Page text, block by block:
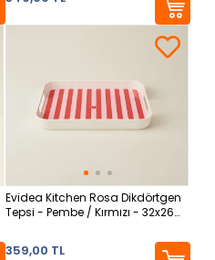
Evidea Kitchen Rosa Dikdörtgen
Tepsi - Pembe / Kırmızı - 32x26
359,00 TL